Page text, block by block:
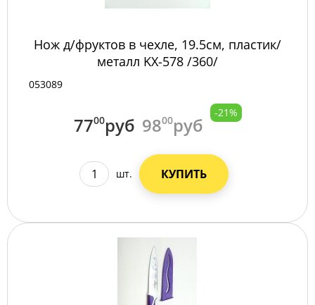
Нож д/фруктов в чехле, 19.5см, пластик/
металл KX-578 /360/
053089
7700руб 9800руб
-21%
шт. КУПИТЬ